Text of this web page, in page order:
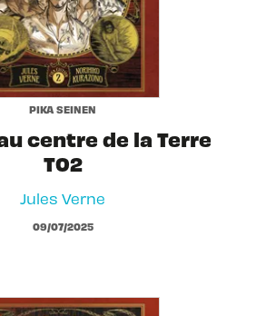
PIKA SEINEN
centre de la Terre
T02
Jules Verne
09/07/2025